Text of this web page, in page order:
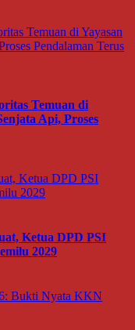
Temuan di
Api, Proses
Ketua DPD PSI
2029